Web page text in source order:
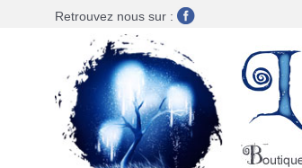
Retrouvez nous sur :